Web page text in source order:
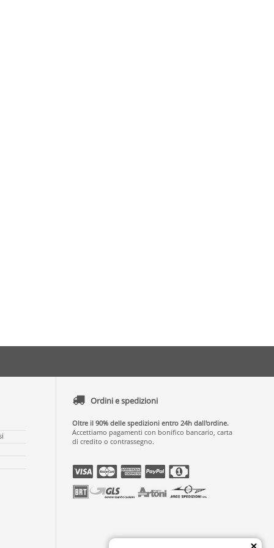
Ordini e spedizioni
Oltre il 90% delle spedizioni entro 24h dall'ordine.
Accettiamo pagamenti con bonifico bancario, carta
di credito o contrassegno.